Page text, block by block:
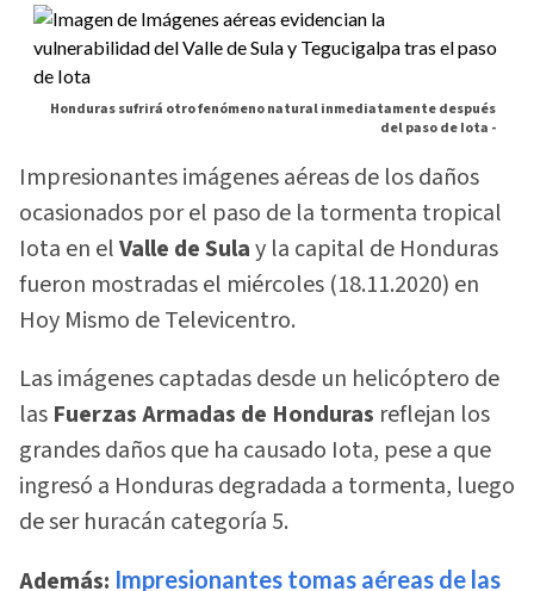
Honduras sufrirá otro fenómeno natural inmediatamente después
del paso de Iota -
Impresionantes imágenes aéreas de los daños
ocasionados por el paso de la tormenta tropical
Iota en elValle de Sulay la capital de Honduras
fueron mostradas el miércoles (18.11.2020) en
Hoy Mismo de Televicentro.
Las imágenes captadas desde un helicóptero de
las Fuerzas Armadas de Honduras reflejan los
grandes daños que ha causado Iota, pese a que
ingresó a Honduras degradada a tormenta, luego
de ser huracán categoría 5.
Además: Impresionantes tomas aéreas de las